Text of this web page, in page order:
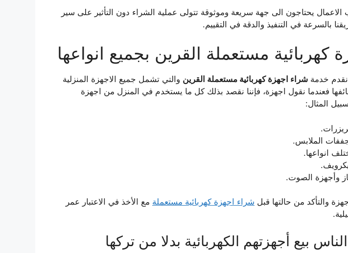
يحتاجون الى جهة سريعة وموثوقة تتولى عملية الشراء دون التأثير على سير
بالسرعة في التنفيذ والدقة في التقييم.
كهربائية مستعملة القرين بجميع انواعها
نقدم خدمة شراء اجهزة كهربائية مستعملة القرين والتي تشمل جميع الاجهزة المنزلية
فعندما نقول اجهزة، فإننا نقصد بذلك كل ما يستخدم في المنزل من اجهزة
المثال:
الملابس.
انواعها.
وأجهزة الصوت.
والتأكد من حالتها قبل شراء اجهزة كهربائية مستعملة مع الأخذ في الاعتبار عمر
بيع أجهزتهم الكهربائية بدلا من تركها